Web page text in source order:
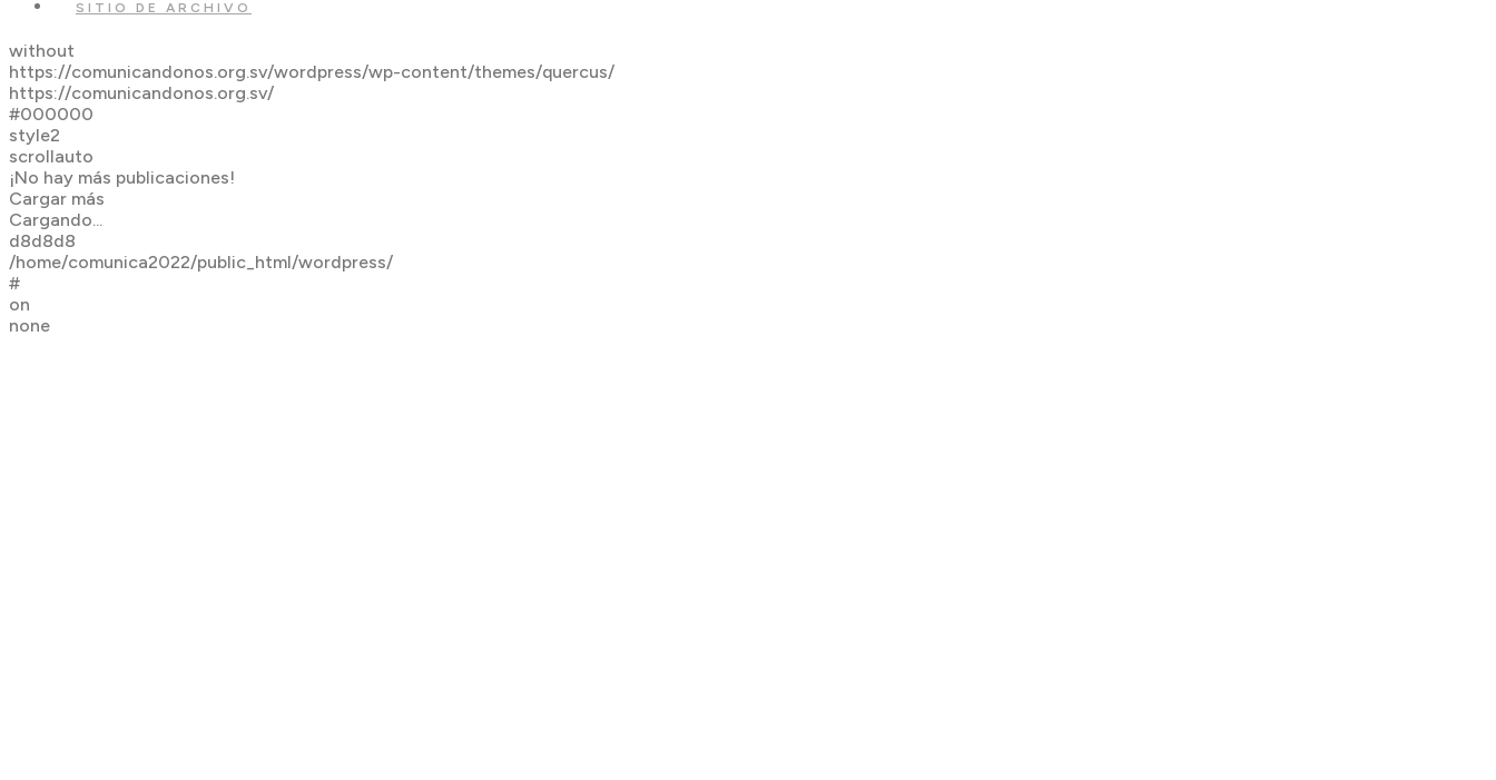
SITIO DE ARCHIVO
without
https://comunicandonos.org.sv/wordpress/wp-content/themes/quercus/
https://comunicandonos.org.sv/
#000000
style2
scrollauto
¡No hay más publicaciones!
Cargar más
Cargando...
d8d8d8
/home/comunica2022/public_html/wordpress/
#
on
none